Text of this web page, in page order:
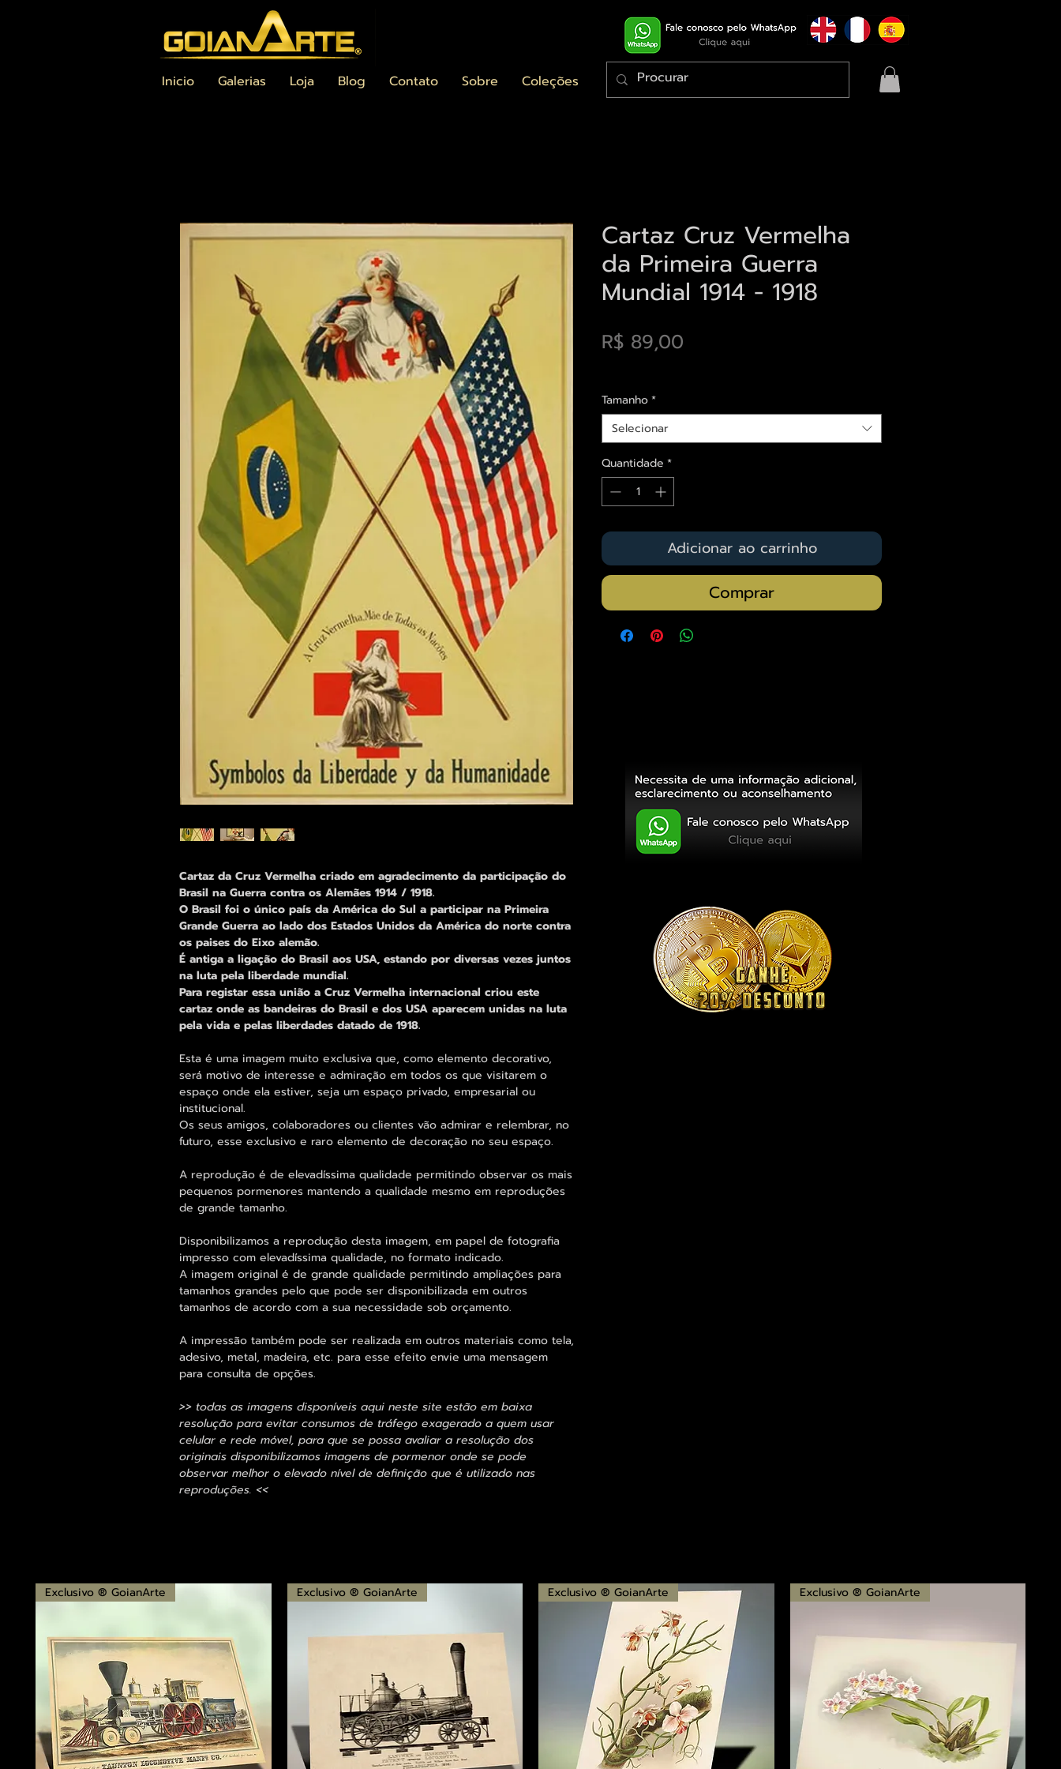
Inicio Galerias Loja Blog Contato Sobre Coleções
Cartaz da Cruz Vermelha criado em agradecimento da participação do
Brasil na Guerra contra os Alemães 1914 / 1918.
O Brasil foi o único país da América do Sul a participar na Primeira
Grande Guerra ao lado dos Estados Unidos da América do norte contra
os paises do Eixo alemão.
É antiga a ligação do Brasil aos USA, estando por diversas vezes juntos
na luta pela liberdade mundial.
Para registar essa união a Cruz Vermelha internacional criou este
cartaz onde as bandeiras do Brasil e dos USA aparecem unidas na luta
pela vida e pelas liberdades datado de 1918.
Esta é uma imagem muito exclusiva que, como elemento decorativo,
será motivo de interesse e admiração em todos os que visitarem o
espaço onde ela estiver, seja um espaço privado, empresarial ou
institucional.
Os seus amigos, colaboradores ou clientes vão admirar e relembrar, no
futuro, esse exclusivo e raro elemento de decoração no seu espaço.
A reprodução é de elevadíssima qualidade permitindo observar os mais
pequenos pormenores mantendo a qualidade mesmo em reproduções
de grande tamanho.
Disponibilizamos a reprodução desta imagem, em papel de fotografia
impresso com elevadíssima qualidade, no formato indicado.
A imagem original é de grande qualidade permitindo ampliações para
tamanhos grandes pelo que pode ser disponibilizada em outros
tamanhos de acordo com a sua necessidade sob orçamento.
A impressão também pode ser realizada em outros materiais como tela,
adesivo, metal, madeira, etc. para esse efeito envie uma mensagem
para consulta de opções.
>> todas as imagens disponíveis aqui neste site estão em baixa
resolução para evitar consumos de tráfego exagerado a quem usar
celular e rede móvel, para que se possa avaliar a resolução dos
originais disponibilizamos imagens de pormenor onde se pode
observar melhor o elevado nível de definição que é utilizado nas
reproduções. <<
Cartaz Cruz Vermelha
da Primeira Guerra
Mundial 1914 - 1918
R$ 89,00
Tamanho*
Selecionar
Quantidade *
Adicionar ao carrinho
Comprar
Exclusivo ® GoianArte Exclusivo ® GoianArte Exclusivo ® GoianArte Exclusivo ® GoianArte